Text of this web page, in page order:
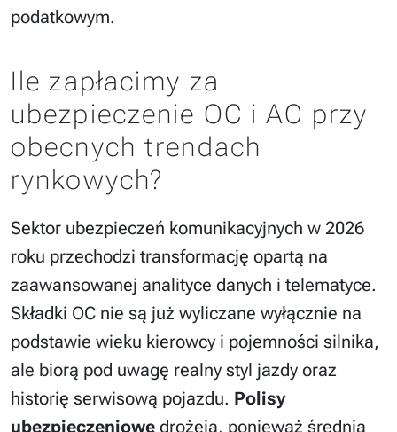
podatkowym.
Ile zapłacimy za
ubezpieczenie OC i AC przy
obecnych trendach
rynkowych?
Sektor ubezpieczeń komunikacyjnych w 2026
roku przechodzi transformację opartą na
zaawansowanej analityce danych i telematyce.
Składki OC nie są już wyliczane wyłącznie na
podstawie wieku kierowcy i pojemności silnika,
ale biorą pod uwagę realny styl jazdy oraz
historię serwisową pojazdu. Polisy
ubezpieczeniowe drożeją, ponieważ średnia